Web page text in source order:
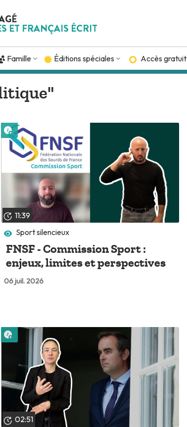
ET FRANÇAIS ÉCRIT
Famille Éditions spéciales Accès gratuit
11:39
Sport silencieux
FNSF - Commission Sport :
enjeux, limites et perspectives
06 juil. 2026
Lire plus tard
02:51
Lire plus tard